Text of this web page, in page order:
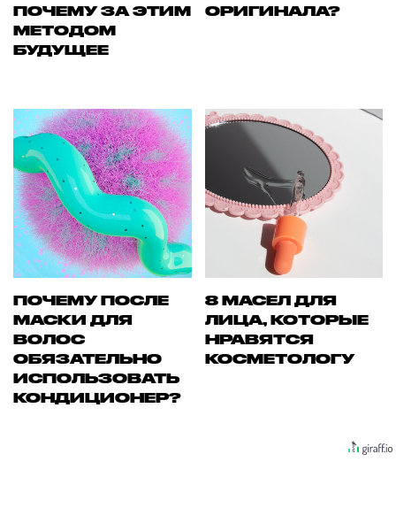
ПОЧЕМУ ЗА ЭТИМ
МЕТОДОМ
БУДУЩЕЕ
ОРИГИНАЛА?
ПОЧЕМУ ПОСЛЕ
МАСКИ ДЛЯ
ВОЛОС
ОБЯЗАТЕЛЬНО
ИСПОЛЬЗОВАТЬ
КОНДИЦИОНЕР?
8 МАСЕЛ ДЛЯ
ЛИЦА, КОТОРЫЕ
НРАВЯТСЯ
КОСМЕТОЛОГУ